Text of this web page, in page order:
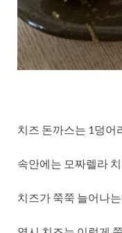
치즈 돈까스는 1덩어
속안에는 모짜렐라
치즈가 쭉쭉 늘어나